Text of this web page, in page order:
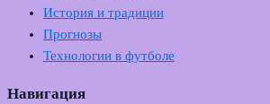
История и традиции
Прогнозы
Технологии в футболе
Навигация